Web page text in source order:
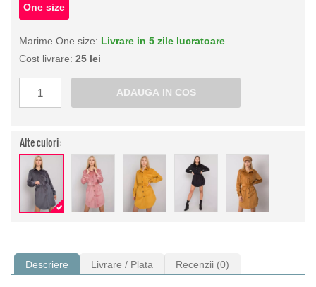
One size
Marime One size: Livrare in 5 zile lucratoare
Cost livrare: 25 lei
Alte culori:
Descriere Livrare / Plata Recenzii (0)